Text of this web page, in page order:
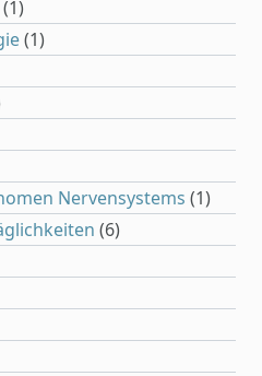
(1)
(1)
Nervensystems (1)
(6)